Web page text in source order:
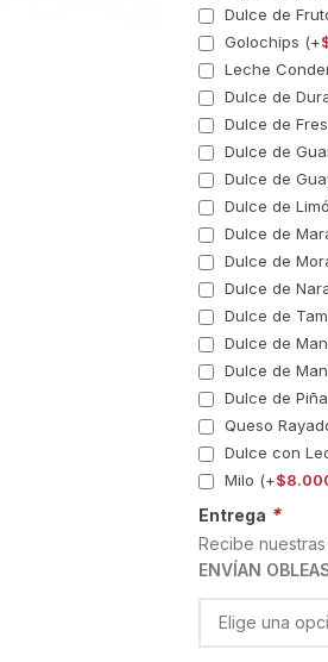
Dulce de
Golochips (+
Leche
Dulce de
Dulce de
Dulce de
Dulce de
Dulce de
Dulce de
Dulce de
Dulce de
Dulce de
Dulce de
Dulce de
Dulce de
Queso
Dulce con
Milo (+$
Entrega *
Recibe
ENVÍAN